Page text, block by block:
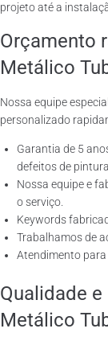
projeto até a
Orçamento
Metálico
Nossa equipe
personalizado
Garantia de 5
defeitos de pintura.
Nossa equipe e
o serviço.
Keywords
Trabalhamos de
Atendimento para
Qualidade
Metálico